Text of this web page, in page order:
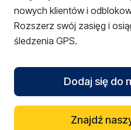
nowych klientów i
Rozszerz swój zasięg i
śledzenia GPS.
Dodaj się do
Znajdź